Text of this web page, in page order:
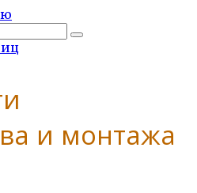
и монтажа